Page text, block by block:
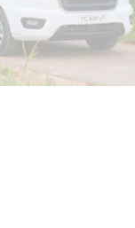
Service